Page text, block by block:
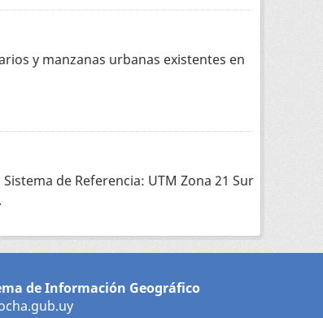
y manzanas urbanas existentes en
de Referencia: UTM Zona 21 Sur
de Información Geográfico